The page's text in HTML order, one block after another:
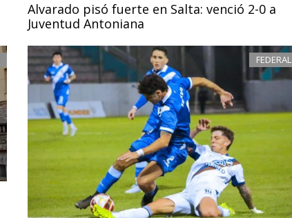
Alvarado pisó fuerte en Salta: venció 2-0 a
Juventud Antoniana
FEDERAL